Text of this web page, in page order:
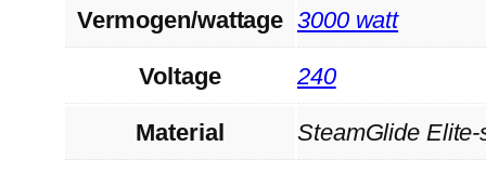
Vermogen/wattage ‎3000 watt
Voltage ‎240
Material ‎SteamGlide